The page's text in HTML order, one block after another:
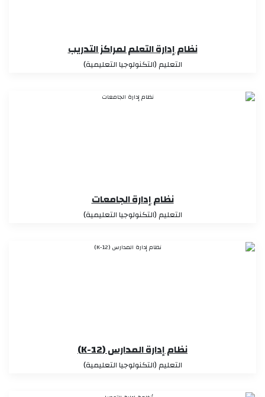
نظام إدارة التعلم لمراكز التدريب
التعليم (التكنولوجيا التعليمية)
نظام إدارة الجامعات
التعليم (التكنولوجيا التعليمية)
نظام إدارة المدارس (K-12)
التعليم (التكنولوجيا التعليمية)